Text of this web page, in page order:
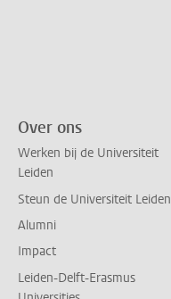
Over ons
Werken bij de Universiteit
Leiden
Steun de Universiteit Leiden
Alumni
Impact
Leiden-Delft-Erasmus